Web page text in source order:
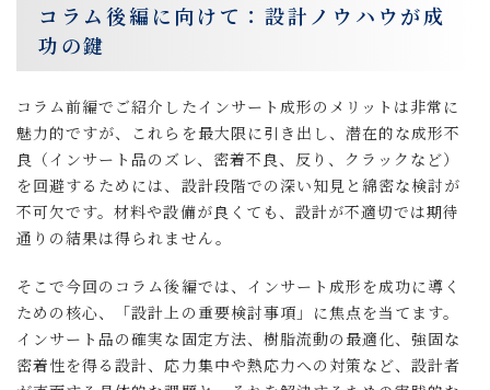
コラム後編に向けて：設計ノウハウが成
功の鍵
コラム前編でご紹介したインサート成形のメリットは非常に
魅力的ですが、これらを最大限に引き出し、潜在的な成形不
良（インサート品のズレ、密着不良、反り、クラックなど）
を回避するためには、設計段階での深い知見と綿密な検討が
不可欠です。材料や設備が良くても、設計が不適切では期待
通りの結果は得られません。
そこで今回のコラム後編では、インサート成形を成功に導く
ための核心、「設計上の重要検討事項」に焦点を当てます。
インサート品の確実な固定方法、樹脂流動の最適化、強固な
密着性を得る設計、応力集中や熱応力への対策など、設計者